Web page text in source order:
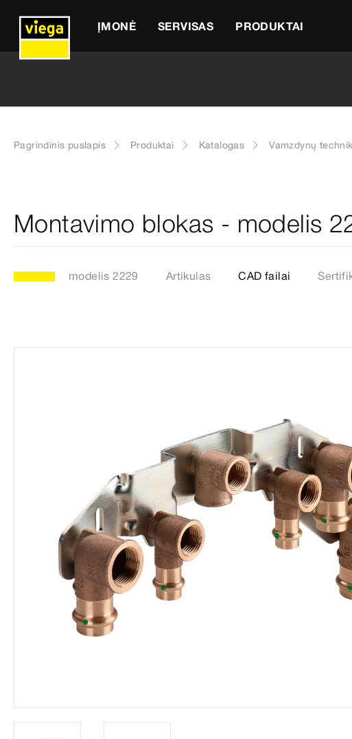
ĮMONĖ SERVISAS PRODUKTAI
Pagrindinis puslapis Produktai Katalogas Vamzdynų
Montavimo blokas - modelis
modelis 2229 Artikulas CAD failai